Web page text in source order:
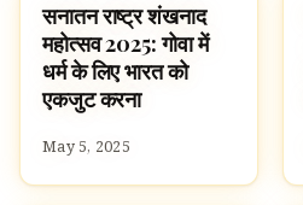
HINDUISM
सनातन राष्ट्र शंखनाद
महोत्सव 2025: गोवा में
धर्म के लिए भारत को
एकजुट करना
May 5, 2025